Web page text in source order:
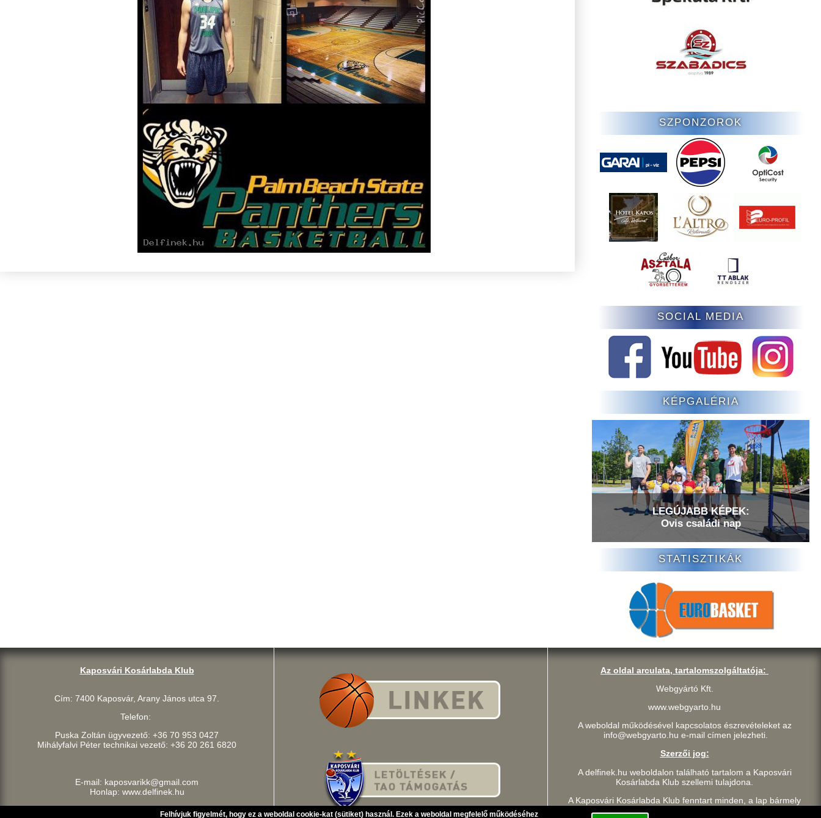
Felhívjuk figyelmét, hogy ez a weboldal cookie-kat (sütiket) használ. Ezek a weboldal megfelelő működéséhez
SZPONZOROK
SOCIAL MEDIA
KÉPGALÉRIA
LEGÚJABB KÉPEK:
Ovis családi nap
STATISZTIKÁK
Kaposvári Kosárlabda Klub
Cím: 7400 Kaposvár, Arany János utca 97.
Telefon:
Puska Zoltán ügyvezető: +36 70 953 0427
Mihályfalvi Péter technikai vezető: +36 20 261 6820
E-mail: kaposvarikk@gmail.com
Honlap: www.delfinek.hu
Az oldal arculata, tartalomszolgáltatója:
Webgyártó Kft.
www.webgyarto.hu
A weboldal működésével kapcsolatos észrevételeket az
info@webgyarto.hu e-mail címen jelezheti.
Szerzői jog:
A delfinek.hu weboldalon található tartalom a Kaposvári
Kosárlabda Klub szellemi tulajdona.
A Kaposvári Kosárlabda Klub fenntart minden, a lap bármely